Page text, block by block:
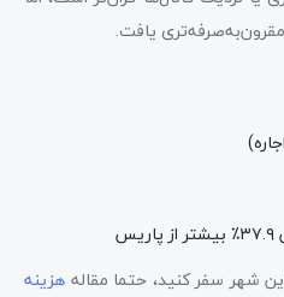
یافت.
شهر سفر کنید، حتما مقاله هزینه